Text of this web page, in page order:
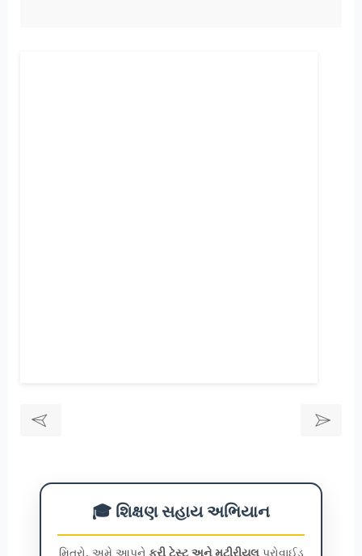
🎓 શિક્ષણ સહાય અભિયાન
મિત્રો, અમે આપને ફ્રી ટેસ્ટ અને મટીરીયલપ્રોવાઈડ